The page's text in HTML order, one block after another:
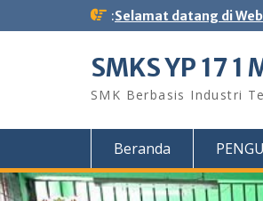
to
:Selamat datang di
SMKS YP 17 1
SMK Berbasis Industri
Beranda